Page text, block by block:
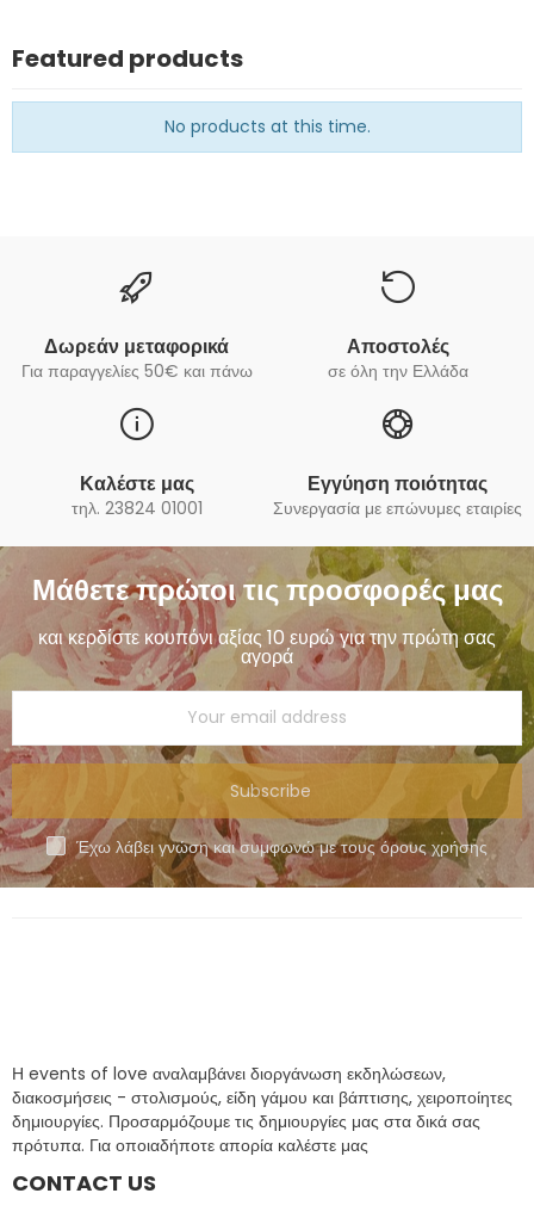
Featured products
No products at this time.
Δωρεάν μεταφορικά
Για παραγγελίες 50€ και πάνω
Αποστολές
σε όλη την Ελλάδα
Καλέστε μας
τηλ. 23824 01001
Εγγύηση ποιότητας
Συνεργασία με επώνυμες εταιρίες
Μάθετε πρώτοι τις προσφορές μας
και κερδίστε κουπόνι αξίας 10 ευρώ για την πρώτη σας
αγορά
Subscribe
Έχω λάβει γνώση και συμφωνώ με τους όρους χρήσης
Η events of love αναλαμβάνει διοργάνωση εκδηλώσεων,
διακοσμήσεις - στολισμούς, είδη γάμου και βάπτισης, χειροποίητες
δημιουργίες. Προσαρμόζουμε τις δημιουργίες μας στα δικά σας
πρότυπα. Για οποιαδήποτε απορία καλέστε μας
CONTACT US